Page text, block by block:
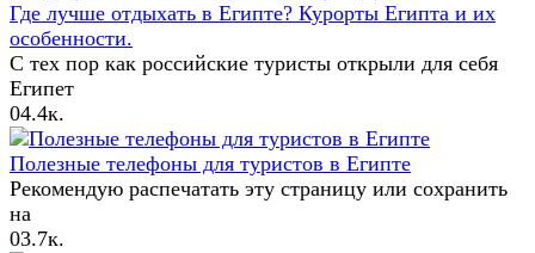
Где лучше отдыхать в Египте? Курорты Египта и их
особенности.
С тех пор как российские туристы открыли для себя
Египет
04.4к.
Полезные телефоны для туристов в Египте
Рекомендую распечатать эту страницу или сохранить
на
03.7к.